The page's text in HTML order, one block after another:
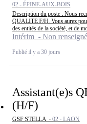
02 - ÉPINE-AUX-BOIS
Description du poste : Nous
QUALITE F/H. Vous aurez
des entités de la société, et de
Intérim - Non renseigné
Publié il y a 30 jours
Assistant(e)s
(H/F)
GSF STELLA - 02 - LAON